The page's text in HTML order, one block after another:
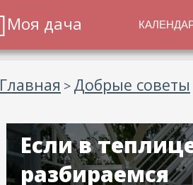
Моя дача
Главная > Добрые советы
Если в
разбираемся